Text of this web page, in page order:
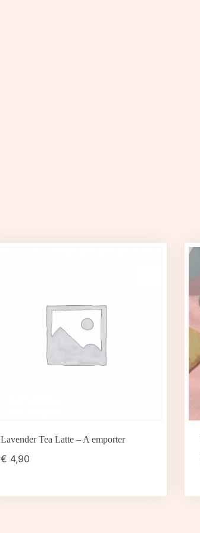
Lavender Tea Latte – A emporter
€ 4,90